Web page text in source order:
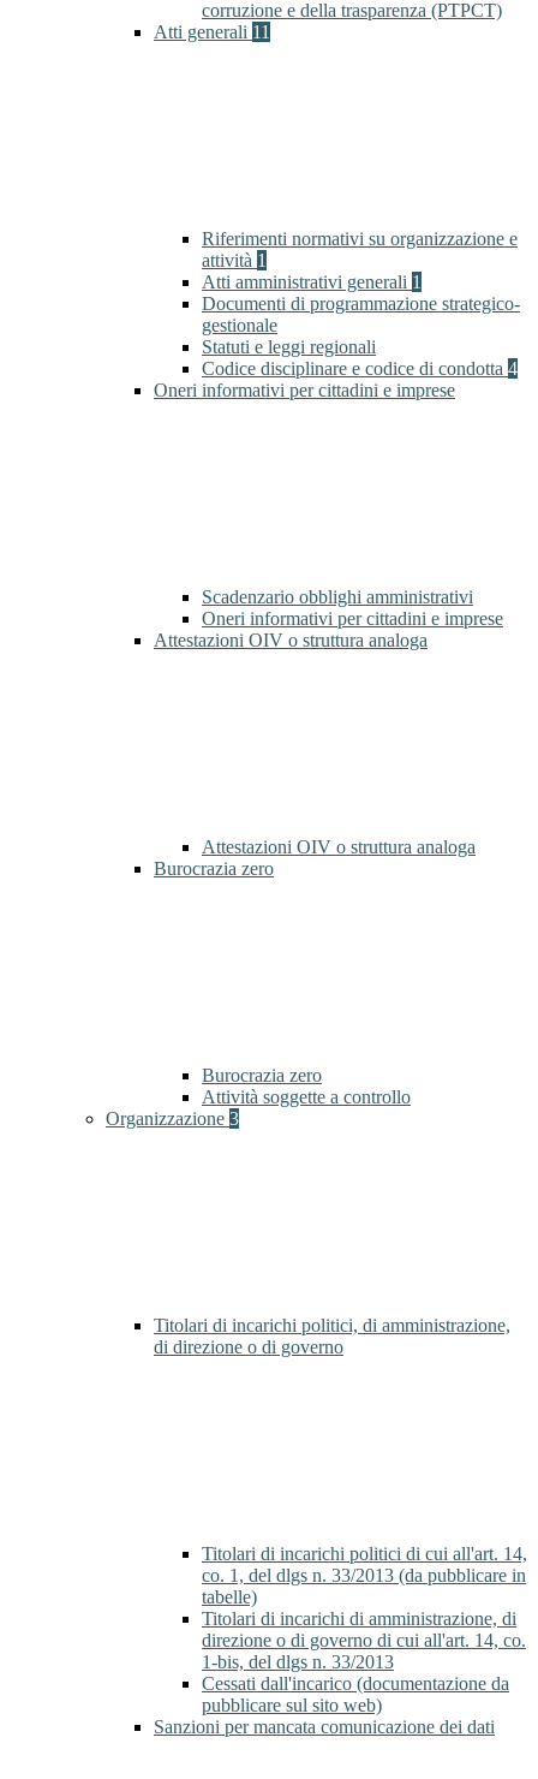
corruzione e della trasparenza (PTPCT)
Atti generali 11
Riferimenti normativi su organizzazione e
attività 1
Atti amministrativi generali 1
Documenti di programmazione strategico-
gestionale
Statuti e leggi regionali
Codice disciplinare e codice di condotta 4
Oneri informativi per cittadini e imprese
Scadenzario obblighi amministrativi
Oneri informativi per cittadini e imprese
Attestazioni OIV o struttura analoga
Attestazioni OIV o struttura analoga
Burocrazia zero
Burocrazia zero
Attività soggette a controllo
Organizzazione 3
Titolari di incarichi politici, di amministrazione,
di direzione o di governo
Titolari di incarichi politici di cui all'art. 14,
co. 1, del dlgs n. 33/2013 (da pubblicare in
tabelle)
Titolari di incarichi di amministrazione, di
direzione o di governo di cui all'art. 14, co.
1-bis, del dlgs n. 33/2013
Cessati dall'incarico (documentazione da
pubblicare sul sito web)
Sanzioni per mancata comunicazione dei dati